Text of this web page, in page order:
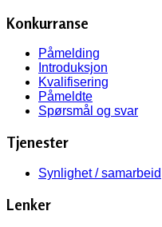
Konkurranse
Påmelding
Introduksjon
Kvalifisering
Påmeldte
Spørsmål og svar
Tjenester
Synlighet / samarbeid
Lenker